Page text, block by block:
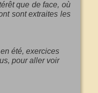
que de face, où
sont extraites les
été, exercices
pour aller voir